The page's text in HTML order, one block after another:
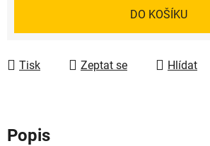
DO KOŠÍKU
Tisk Zeptat se Hlídat
Popis